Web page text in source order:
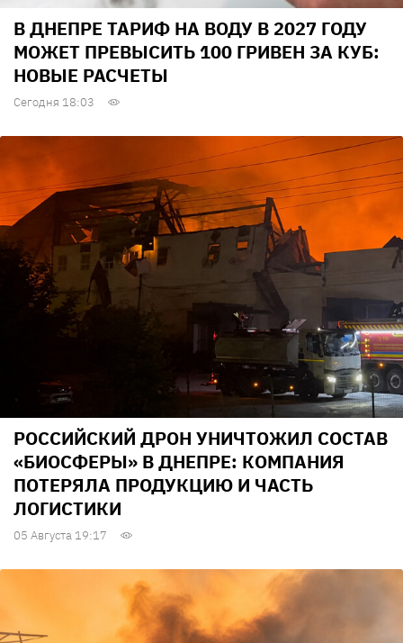
В ДНЕПРЕ ТАРИФ НА ВОДУ В 2027 ГОДУ
МОЖЕТ ПРЕВЫСИТЬ 100 ГРИВЕН ЗА КУБ:
НОВЫЕ РАСЧЕТЫ
Сегодня 18:03
РОССИЙСКИЙ ДРОН УНИЧТОЖИЛ СОСТАВ
«БИОСФЕРЫ» В ДНЕПРЕ: КОМПАНИЯ
ПОТЕРЯЛА ПРОДУКЦИЮ И ЧАСТЬ
ЛОГИСТИКИ
05 Августа 19:17